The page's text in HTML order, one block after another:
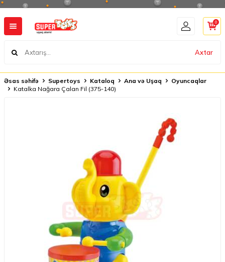
Axtar
0
Əsas səhifə Supertoys Kataloq Ana və Uşaq
Oyuncaqlar
Katalka Nağara Çalan Fil (375-140)